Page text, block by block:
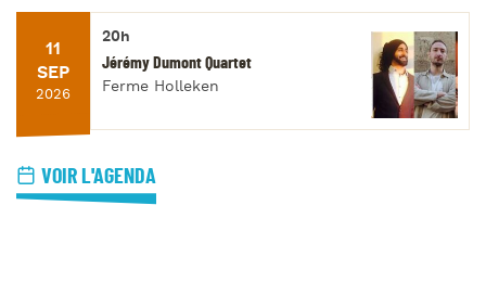
11
SEP
2026
20h
Jérémy Dumont Quartet
Ferme Holleken
VOIR L'AGENDA